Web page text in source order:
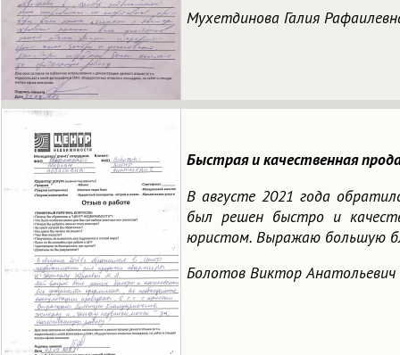
Мухетдинова Галия
Быстрая и качественная
В августе 2021 года
был решен быстро и
юристом. Выражаю большую
Болотов Виктор Анатольевич